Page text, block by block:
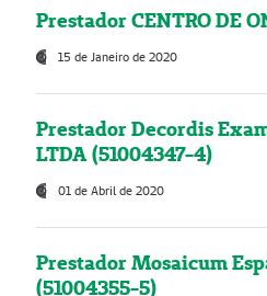
Prestador CENTRO DE
15 de Janeiro de 2020
Prestador Decordis
LTDA (51004347-4)
01 de Abril de 2020
Prestador Mosaicum
(51004355-5)